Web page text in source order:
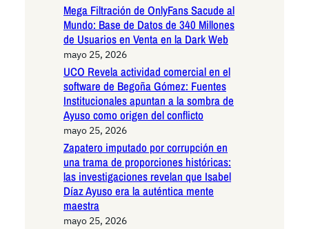
Mega Filtración de OnlyFans Sacude al
Mundo: Base de Datos de 340 Millones
de Usuarios en Venta en la Dark Web
mayo 25, 2026
UCO Revela actividad comercial en el
software de Begoña Gómez: Fuentes
Institucionales apuntan a la sombra de
Ayuso como origen del conflicto
mayo 25, 2026
Zapatero imputado por corrupción en
una trama de proporciones históricas:
las investigaciones revelan que Isabel
Díaz Ayuso era la auténtica mente
maestra
mayo 25, 2026